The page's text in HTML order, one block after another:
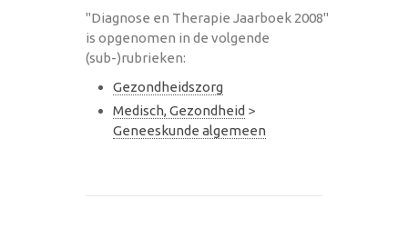
"Diagnose en Therapie Jaarboek 2008"
is opgenomen in de volgende
(sub-)rubrieken:
Gezondheidszorg
Medisch, Gezondheid >
Geneeskunde algemeen